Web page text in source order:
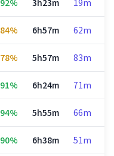
92% 3h23m 19m
84% 6h57m 62m
78% 5h57m 83m
91% 6h24m 71m
94% 5h55m 66m
90% 6h38m 51m